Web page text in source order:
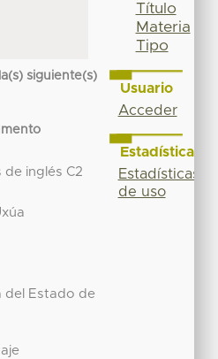
siguiente(s)
inglés C2
del Estado de
Título
Materia
Tipo
Usuario
Acceder
Estadísticas
Estadísticas
de uso